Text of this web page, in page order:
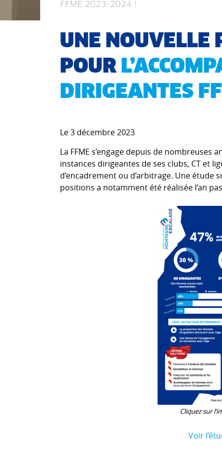
FFME 2023-2024 !
UNE NOUVELLE
POUR
DIRIGEANTES
Le 3 décembre 2023
La FFME s’engage depuis de
instances dirigeantes de ses clubs, CT et
d’encadrement ou d’arbitrage. Une étude
positions a notamment été réalisée l’an
Cliquez sur
Voir